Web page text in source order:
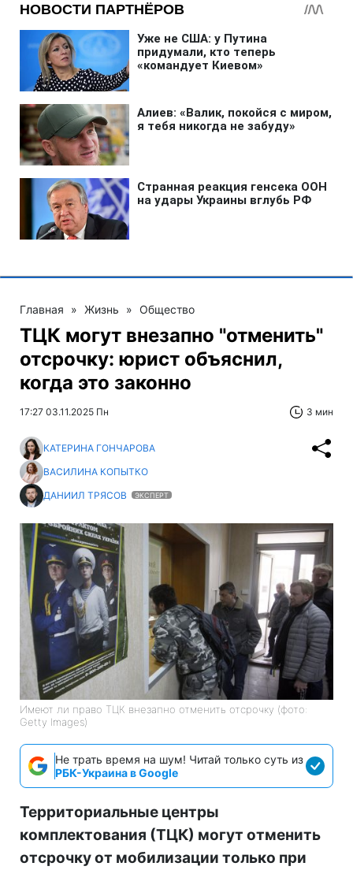
Главная » Жизнь » Общество
ТЦК могут внезапно "отменить"
отсрочку: юрист объяснил,
когда это законно
17:27 03.11.2025 Пн 3 мин
КАТЕРИНА ГОНЧАРОВА
ВАСИЛИНА КОПЫТКО
ДАНИИЛ ТРЯСОВ
ЭКСПЕРТ
Имеют ли право ТЦК внезапно отменить отсрочку (фото:
Getty Images)
Не трать время на шум! Читай только суть из
РБК-Украина в Google
Территориальные центры
комплектования (ТЦК) могут отменить
отсрочку от мобилизации только при